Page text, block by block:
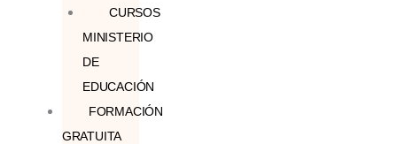
CURSOS
MINISTERIO
DE
EDUCACIÓN
FORMACIÓN
GRATUITA